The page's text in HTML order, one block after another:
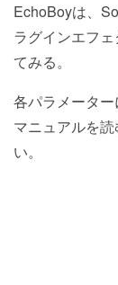
EchoBoyは、
ラグインエフ
てみる。
各パラメータ
マニュアルを
い。